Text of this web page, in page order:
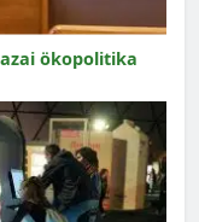
ökopolitika